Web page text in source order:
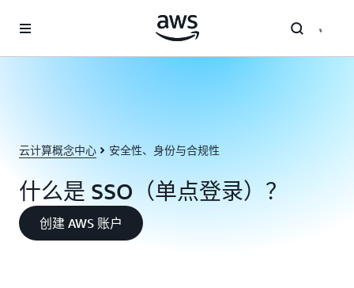
云计算概念中心 安全性、身份与合规性
什么是 SSO（单点登录）？
创建 AWS 账户